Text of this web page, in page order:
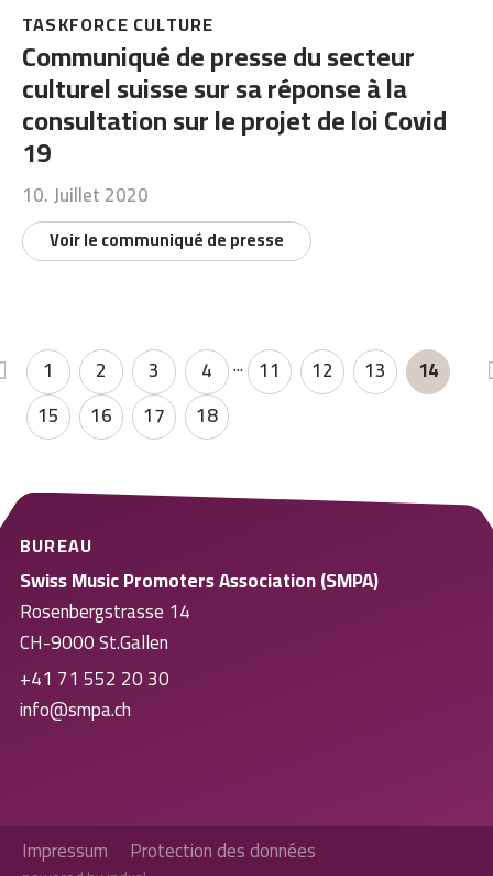
TASKFORCE CULTURE
Communiqué de presse du secteur
culturel suisse sur sa réponse à la
consultation sur le projet de loi Covid
19
10. Juillet 2020
Voir le communiqué de presse
1 2 3 4 ... 11 12 13
14
15
16 17 18
BUREAU
Swiss Music Promoters Association (SMPA)
Rosenbergstrasse 14
CH-9000 St.Gallen
+41 71 552 20 30
info@smpa.ch
Impressum Protection des données